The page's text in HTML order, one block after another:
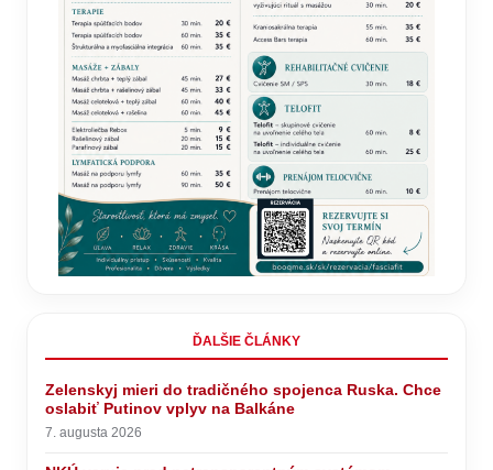
ĎALŠIE ČLÁNKY
Zelenskyj mieri do tradičného spojenca Ruska. Chce
oslabiť Putinov vplyv na Balkáne
7. augusta 2026